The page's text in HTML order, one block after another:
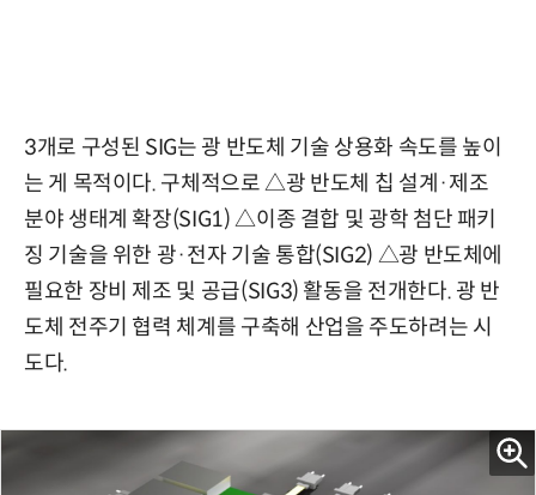
3개로 구성된 SIG는 광 반도체 기술 상용화 속도를 높이
는 게 목적이다. 구체적으로 △광 반도체 칩 설계·제조
분야 생태계 확장(SIG1) △이종 결합 및 광학 첨단 패키
징 기술을 위한 광·전자 기술 통합(SIG2) △광 반도체에
필요한 장비 제조 및 공급(SIG3) 활동을 전개한다. 광 반
도체 전주기 협력 체계를 구축해 산업을 주도하려는 시
도다.